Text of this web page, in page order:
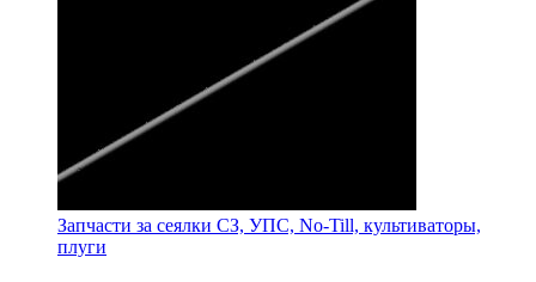
Запчасти за сеялки СЗ, УПС, No-Till, культиваторы,
плуги